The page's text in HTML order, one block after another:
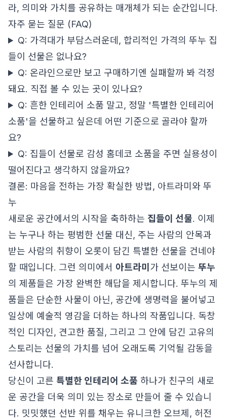
라, 의미와 가치를 공유하는 매개체가 되는 순간입니다.
자주 묻는 질문 (FAQ)
Q: 가격대가 부담스러운데, 합리적인 가격의 뚜누 집
들이 선물은 없나요?
Q: 온라인으로만 보고 구매하기엔 실패할까 봐 걱정
돼요. 직접 볼 수 있는 곳이 있나요?
Q: 흔한 인테리어 소품 말고, 정말 '특별한 인테리어
소품'을 선물하고 싶은데 어떤 기준으로 골라야 할까
요?
Q: 집들이 선물로 감성 홈데코 소품을 주면 실용성이
떨어진다고 생각하지 않을까요?
결론: 마음을 전하는 가장 확실한 방법, 아트라미와 뚜
누
새로운 공간에서의 시작을 축하하는 집들이 선물. 이제
는 누구나 하는 평범한 선물 대신, 주는 사람의 안목과
받는 사람의 취향이 오롯이 담긴 특별한 선물을 건네야
할 때입니다. 그런 의미에서 아트라미 가 선보이는 뚜누
의 제품들은 가장 완벽한 해답을 제시합니다. 뚜누의 제
품들은 단순한 사물이 아닌, 공간에 생명력을 불어넣고
일상에 예술적 영감을 더하는 하나의 작품입니다. 독창
적인 디자인, 견고한 품질, 그리고 그 안에 담긴 고유의
스토리는 선물의 가치를 넘어 오래도록 기억될 감동을
선사합니다.
당신이 고른 특별한 인테리어 소품 하나가 친구의 새로
운 공간을 더욱 의미 있는 장소로 만들어 줄 수 있습니
다. 밋밋했던 선반 위를 채우는 유니크한 오브제, 허전